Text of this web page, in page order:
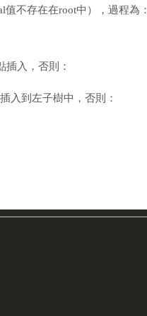
不存在在root中），過程為：
插入，否則：
插入到左子樹中，否則：